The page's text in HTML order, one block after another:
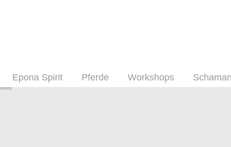
Epona Spirit Pferde Workshops